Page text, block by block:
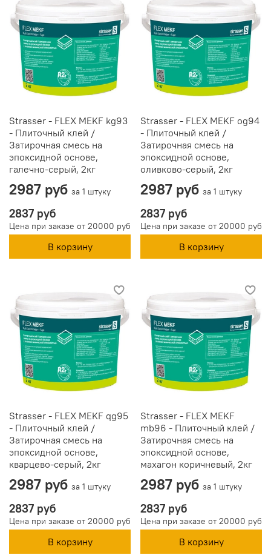
Strasser - FLEX MEKF kg93
- Плиточный клей /
Затирочная смесь на
эпоксидной основе,
галечно-серый, 2кг
2987 руб за 1 штуку
2837 руб
Цена при заказе от 20000 руб
В корзину
Strasser - FLEX MEKF og94
- Плиточный клей /
Затирочная смесь на
эпоксидной основе,
оливково-серый, 2кг
2987 руб за 1 штуку
2837 руб
Цена при заказе от 20000 руб
В корзину
Strasser - FLEX MEKF qg95
- Плиточный клей /
Затирочная смесь на
эпоксидной основе,
кварцево-серый, 2кг
2987 руб за 1 штуку
2837 руб
Цена при заказе от 20000 руб
В корзину
Strasser - FLEX MEKF
mb96 - Плиточный клей /
Затирочная смесь на
эпоксидной основе,
махагон коричневый, 2кг
2987 руб за 1 штуку
2837 руб
Цена при заказе от 20000 руб
В корзину